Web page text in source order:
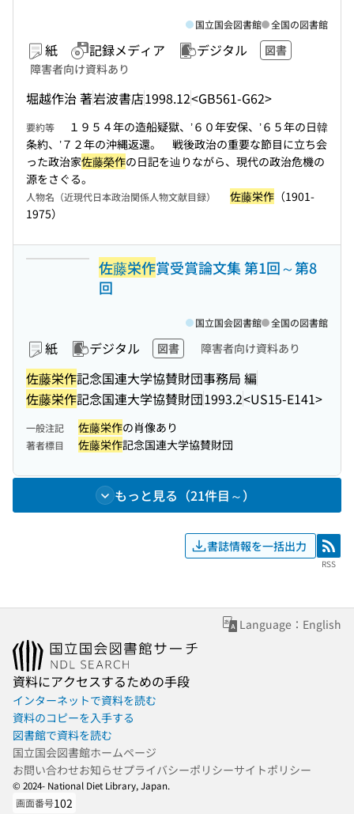
紙 記録メディア デジタル
図書
障害者向け資料あり
堀越作治 著岩波書店1998.12<GB561-G62>
国立国会図書館 全国の図書館
要約等
１９５４年の造船疑獄、’６０年安保、’６５年の日韓
条約、’７２年の沖縄返還。 戦後政治の重要な節目に立ち会
った政治家佐藤榮作の日記を辿りながら、現代の政治危機の
源をさぐる。
人物名（近現代日本政治関係人物文献目録） 佐藤栄作 （1901-
1975）
佐藤栄作賞受賞論文集 第1回～第8
回
紙 デジタル 図書 障害者向け資料あり
佐藤栄作記念国連大学協賛財団事務局 編
佐藤栄作記念国連大学協賛財団1993.2<US15-E141>
国立国会図書館 全国の図書館
一般注記 佐藤栄作の肖像あり
著者標目 佐藤栄作記念国連大学協賛財団
もっと見る（21件目～）
書誌情報を一括出力 RSS
RSS
Language：English
資料にアクセスするための手段
インターネットで資料を読む
資料のコピーを入手する
図書館で資料を読む
国立国会図書館ホームページ
お問い合わせお知らせプライバシーポリシーサイトポリシー
© 2024- National Diet Library, Japan.
画面番号102